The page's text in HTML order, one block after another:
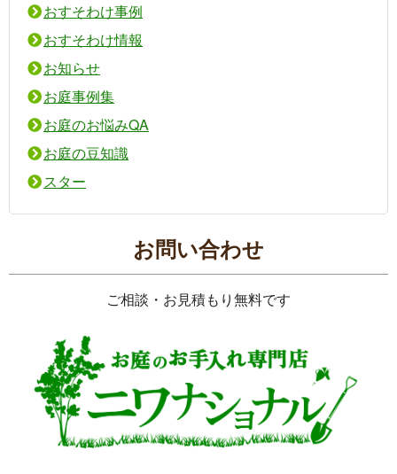
おすそわけ事例
おすそわけ情報
お知らせ
お庭事例集
お庭のお悩みQA
お庭の豆知識
スター
お問い合わせ
ご相談・お見積もり無料です